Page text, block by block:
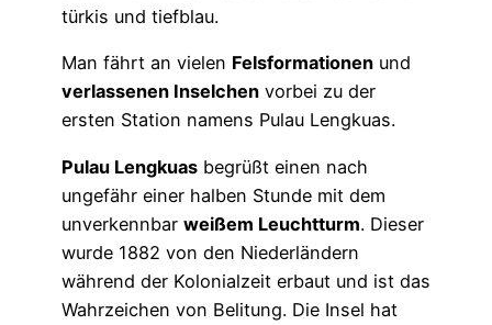
türkis und tiefblau.
Man fährt an vielen Felsformationen und
verlassenen Inselchen vorbei zu der
ersten Station namens Pulau Lengkuas.
Pulau Lengkuas begrüßt einen nach
ungefähr einer halben Stunde mit dem
unverkennbar weißem Leuchtturm. Dieser
wurde 1882 von den Niederländern
während der Kolonialzeit erbaut und ist das
Wahrzeichen von Belitung. Die Insel hat